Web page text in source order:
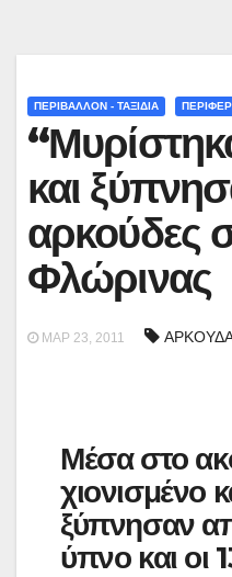
ΠΕΡΙΒΑΛΛΟΝ - ΤΑΞΙΔΙΑ
και
αρκούδες
Φλώρινας
ΜΑΡ 23, 2011
Μέσα στο
χιονισμένο
ξύπνησαν
ύπνο και οι